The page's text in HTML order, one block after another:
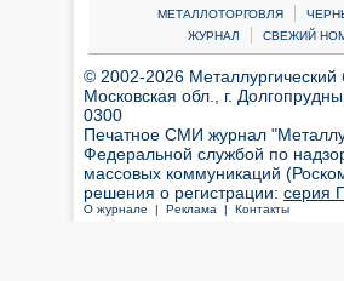
МЕТАЛЛОТОРГОВЛЯ |
ЖУРНАЛ
| СВЕЖИЙ
© 2002-2026
Московская обл., г.
0300
Печатное СМИ журнал
Федеральной службой по
массовых коммуникаций
решения о регистрации: серия
О журнале | Реклама | Контакты